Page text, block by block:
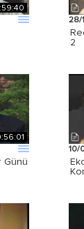
28/
2
Günü
10/